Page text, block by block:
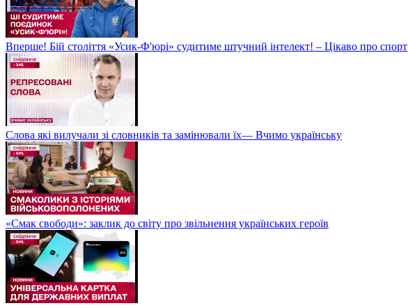
Вперше! Бій століття «Усик-Ф'юрі» судитиме штучний інтелект! – Цікаво про спорт
Слова які вилучали зі словників та замінювали їх— Вчимо українську
«Смак свободи»: заклик до світу про звільнення українських героїв